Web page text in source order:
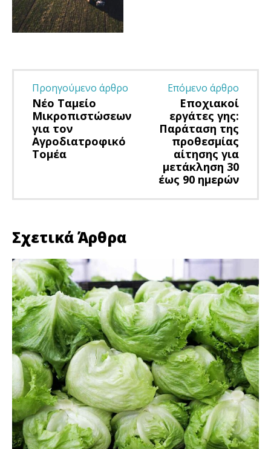
Προηγούμενο άρθρο
Nέο Ταμείο
Μικροπιστώσεων
για τον
Αγροδιατροφικό
Τομέα
Επόμενο άρθρο
Εποχιακοί
εργάτες γης:
Παράταση της
προθεσμίας
αίτησης για
μετάκληση 30
έως 90 ημερών
Σχετικά Άρθρα